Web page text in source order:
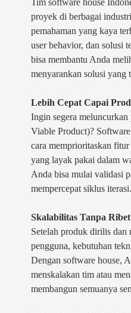
Tim software house
proyek di berbagai
pemahaman yang kaya
user behavior, dan solusi
bisa membantu Anda
menyarankan solusi yang
Lebih Cepat Capai
Ingin segera
Viable Product)?
cara memprioritaskan
yang layak pakai dalam
Anda bisa mulai validasi
mempercepat siklus iterasi.
Skalabilitas Tanpa Ribet
Setelah produk dirilis
pengguna, kebutuhan
Dengan software house,
menskalakan tim atau
membangun semuanya